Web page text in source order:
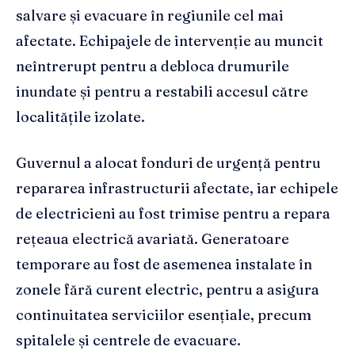
salvare și evacuare în regiunile cel mai
afectate. Echipajele de intervenție au muncit
neîntrerupt pentru a debloca drumurile
inundate și pentru a restabili accesul către
localitățile izolate.
Guvernul a alocat fonduri de urgență pentru
repararea infrastructurii afectate, iar echipele
de electricieni au fost trimise pentru a repara
rețeaua electrică avariată. Generatoare
temporare au fost de asemenea instalate în
zonele fără curent electric, pentru a asigura
continuitatea serviciilor esențiale, precum
spitalele și centrele de evacuare.